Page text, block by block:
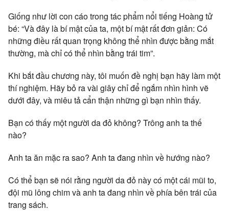
Giống như lời con cáo trong tác phẩm nổi tiếng Hoàng tử
bé: “Và đây là bí mật của ta, một bí mật rất đơn giản: Có
những điều rất quan trọng không thể nhìn được bằng mắt
thường, mà chỉ có thể nhìn bằng trái tim”.
Khi bắt đầu chương này, tôi muốn đề nghị bạn hãy làm một
thí nghiệm. Hãy bỏ ra vài giây chỉ để ngắm nhìn hình vẽ
dưới đây, và miêu tả cẩn thận những gì bạn nhìn thấy.
Bạn có thấy một người da đỏ không? Trông anh ta thế
nào?
Anh ta ăn mặc ra sao? Anh ta đang nhìn về hướng nào?
Có thể bạn sẽ nói rằng người da đỏ này có một cái mũi to,
đội mũ lông chim và anh ta đang nhìn về phía bên trái của
trang sách.